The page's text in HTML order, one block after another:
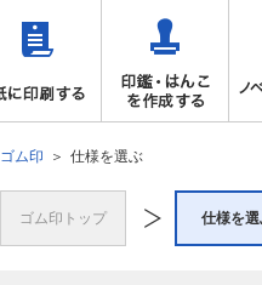
ゴム印 仕様を選ぶ
ゴム印トップ 仕様を